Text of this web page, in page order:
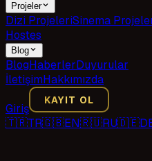
Projeler
Dizi ProjeleriSinema
Hostes
Blog
BlogHaberlerDuyurular
İletişimHakkımızda
Giriş
KAYIT OL
🇹🇷TR🇬🇧EN🇷🇺RU🇩🇪